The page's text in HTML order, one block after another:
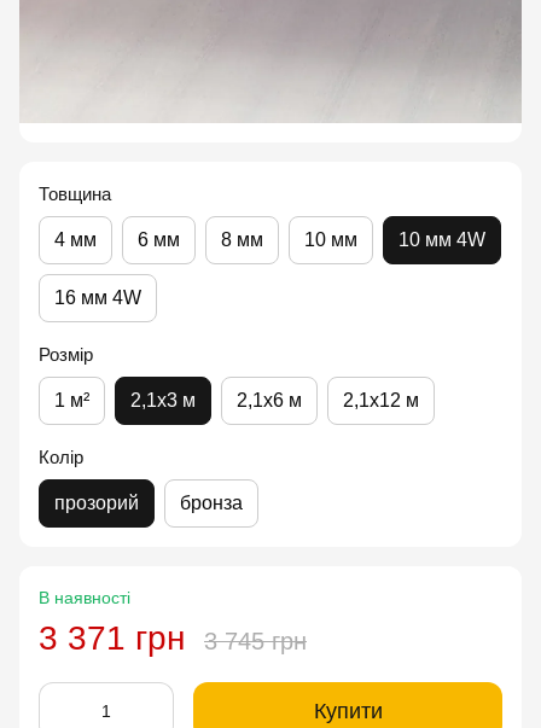
Товщина
4 мм 6 мм 8 мм 10 мм 10 мм 4W
16 мм 4W
Розмір
1 м² 2,1x3 м 2,1x6 м 2,1x12 м
Колір
прозорий бронза
В наявності
3 371 грн 3 745 грн
Купити